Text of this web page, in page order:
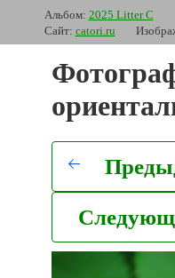
Альбом: 2025 Litter C
Сайт: catori.ru